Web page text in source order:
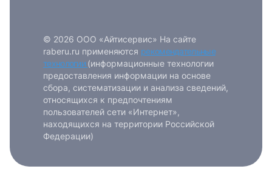
© 2026 ООО «Айтисервис» На сайте
raberu.ru применяются рекомендательные
технологии (информационные технологии
предоставления информации на основе
сбора, систематизации и анализа сведений,
относящихся к предпочтениям
пользователей сети «Интернет»,
находящихся на территории Российской
Федерации)